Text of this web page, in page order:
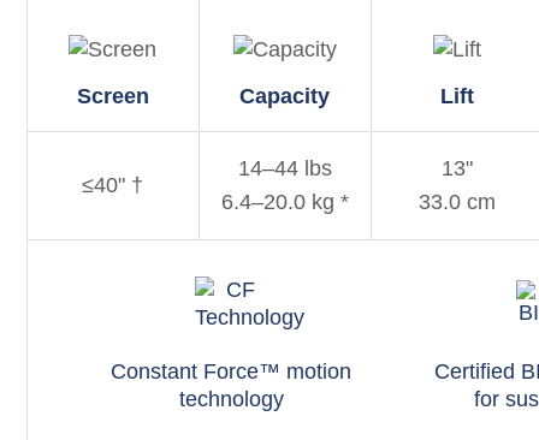
Screen
≤40" †
Capacity
14–44lbs
6.4–20.0kg *
Lift
13"
33.0cm
Constant Force™ motion
technology
Certified
for